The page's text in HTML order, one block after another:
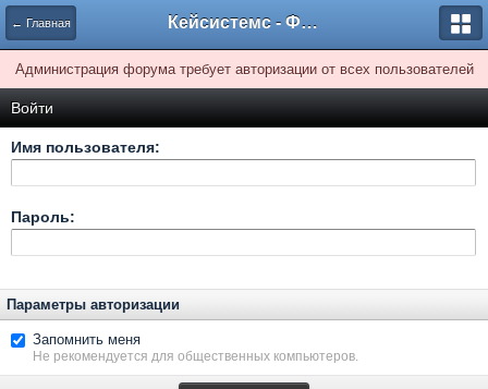
← Главная Кейсистемс - Форумы
Администрация форума требует авторизации от всех пользователей
Войти
Имя пользователя:
Пароль:
Параметры авторизации
Запомнить меня
Не рекомендуется для общественных компьютеров.